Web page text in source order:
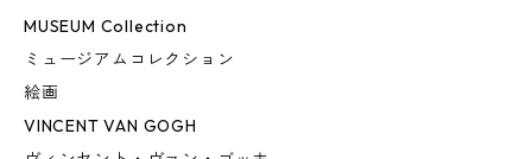
MUSEUM Collection
ミュージアムコレクション
絵画
VINCENT VAN GOGH